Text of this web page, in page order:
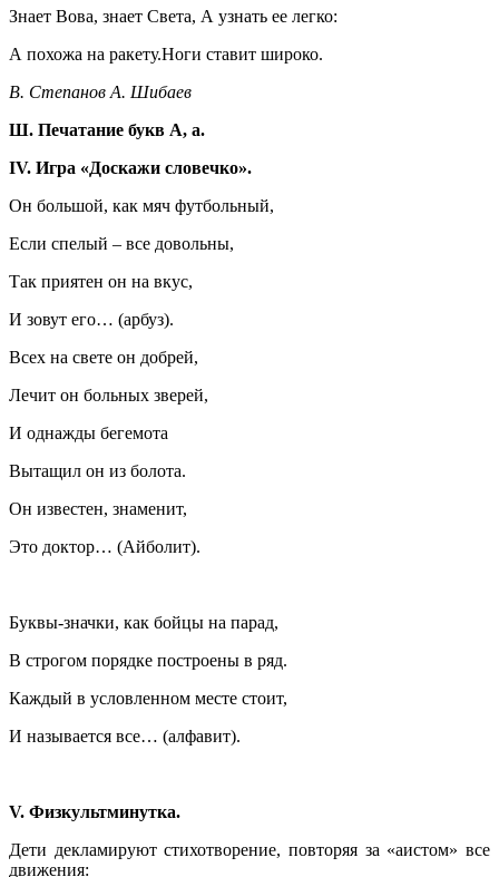
Знает Вова, знает Света, А узнать ее легко:
А похожа на ракету.Ноги ставит широко.
В. Степанов А. Шибаев
Ш. Печатание букв А, а.
IV. Игра «Доскажи словечко».
Он большой, как мяч футбольный,
Если спелый – все довольны,
Так приятен он на вкус,
И зовут его… (арбуз).
Всех на свете он добрей,
Лечит он больных зверей,
И однажды бегемота
Вытащил он из болота.
Он известен, знаменит,
Это доктор… (Айболит).
Буквы-значки, как бойцы на парад,
В строгом порядке построены в ряд.
Каждый в условленном месте стоит,
И называется все… (алфавит).
V. Физкультминутка.
Дети декламируют стихотворение, повторяя за «аистом» все
движения: